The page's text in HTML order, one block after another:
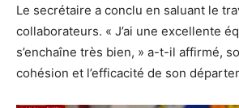
Le secrétaire a conclu en saluant le
collaborateurs. « J’ai une excellente
s’enchaîne très bien, » a-t-il affirmé,
cohésion et l’efficacité de son